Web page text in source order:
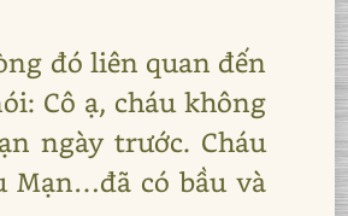
đó liên quan đến
Cô ạ, cháu không
ngày trước. Cháu
có bầu và